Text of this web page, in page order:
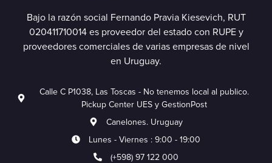
Bajo la razón social Fernando Pravia Kiesevich, RUT
020411710014 es proveedor del estado con RUPE y
proveedores comerciales de varias empresas de nivel
en Uruguay.
Calle C P1038, Las Toscas - No tenemos local al publico.
Pickup Center UES y GestionPost
Canelones. Uruguay
Lunes - Viernes : 9:00 - 19:00
(+598) 97 122 000